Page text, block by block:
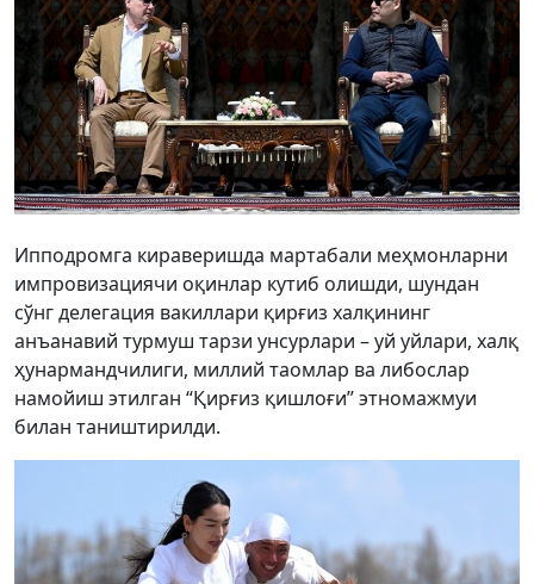
Ипподромга кираверишда мартабали меҳмонларни
импровизациячи оқинлар кутиб олишди, шундан
сўнг делегация вакиллари қирғиз халқининг
анъанавий турмуш тарзи унсурлари – уй уйлари, халқ
ҳунармандчилиги, миллий таомлар ва либослар
намойиш этилган “Қирғиз қишлоғи” этномажмуи
билан таништирилди.